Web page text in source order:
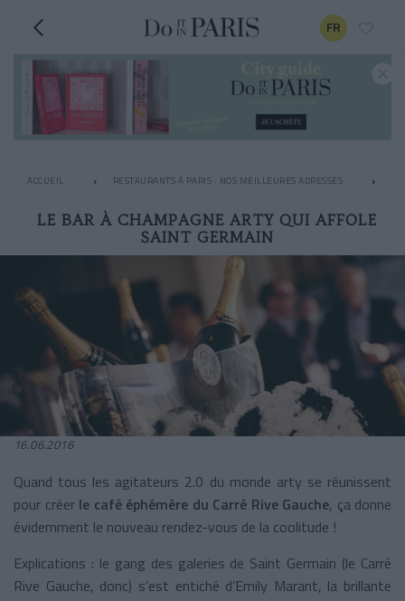
FR
ACCUEIL RESTAURANTS À PARIS : NOS MEILLEURES ADRESSES
LE BAR À CHAMPAGNE ARTY QUI AFFOLE
SAINT GERMAIN
16.06.2016
Quand tous les agitateurs 2.0 du monde arty se réunissent
pour créer le café éphémère du Carré Rive Gauche, ça donne
évidemment le nouveau rendez-vous de la coolitude !
Explications : le gang des galeries de Saint Germain (le Carré
Rive Gauche, donc) s’est entiché d’Emily Marant, la brillante